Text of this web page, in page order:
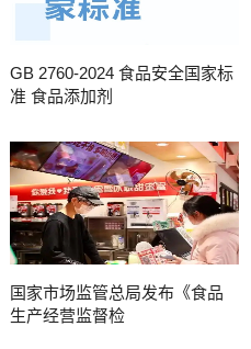
GB 2760-2024 食品安全国家标
准 食品添加剂
国家市场监管总局发布《食品
生产经营监督检